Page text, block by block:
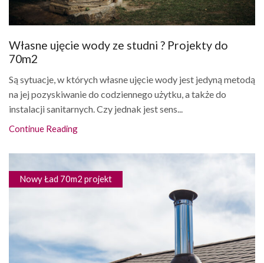
Własne ujęcie wody ze studni ? Projekty do
70m2
Są sytuacje, w których własne ujęcie wody jest jedyną metodą
na jej pozyskiwanie do codziennego użytku, a także do
instalacji sanitarnych. Czy jednak jest sens...
Continue Reading
Nowy Ład 70m2 projekt